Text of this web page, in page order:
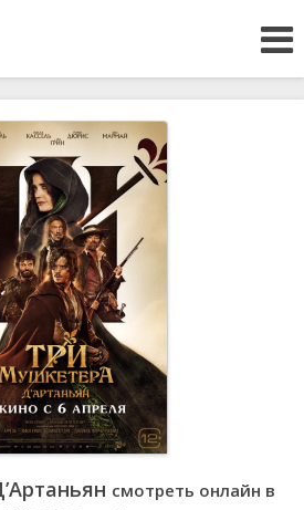
смотреть онлайн в